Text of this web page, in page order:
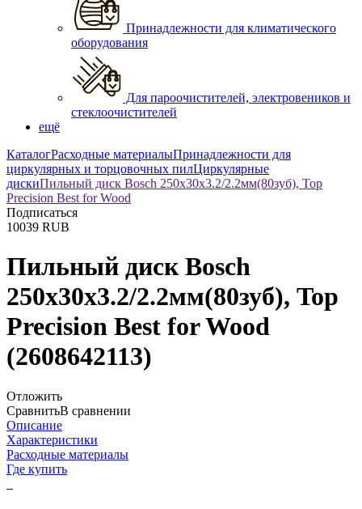
Принадлежности для климатического
оборудования
Для пароочистителей, электровеников и
стеклоочистителей
ещё
КаталогРасходные материалыПринадлежности для
циркулярных и торцовочных пилЦиркулярные
дискиПильный диск Bosch 250x30x3.2/2.2мм(80зуб), Top
Precision Best for Wood
Подписаться
10039 RUB
Пильный диск Bosch
250x30x3.2/2.2мм(80зуб), Top
Precision Best for Wood
(2608642113)
Отложить
СравнитьВ сравнении
Описание
Характеристики
Расходные материалы
Где купить